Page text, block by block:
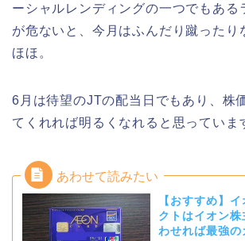
ーシャルレンディングの一つでもある
が危ないと、今月はふんだり蹴ったり
ほほ。
6月は待望のJTの配当日でもあり、株
てくれれば明るくなれると思っていま
【おすすめ】
クトはイオン
わせれば最強の